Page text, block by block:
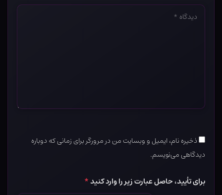
دیدگاه
ذخیره نام، ایمیل و وبسایت من در مرورگر برای زمانی که دوباره
دیدگاهی می‌نویسم.
برای تأیید، حاصل عبارت زیر را وارد کنید*